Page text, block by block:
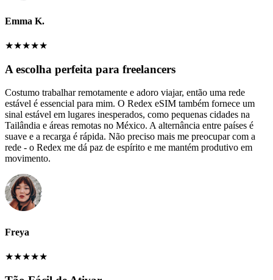
Emma K.
★★★★★
A escolha perfeita para freelancers
Costumo trabalhar remotamente e adoro viajar, então uma rede
estável é essencial para mim. O Redex eSIM também fornece um
sinal estável em lugares inesperados, como pequenas cidades na
Tailândia e áreas remotas no México. A alternância entre países é
suave e a recarga é rápida. Não preciso mais me preocupar com a
rede - o Redex me dá paz de espírito e me mantém produtivo em
movimento.
Freya
★★★★★